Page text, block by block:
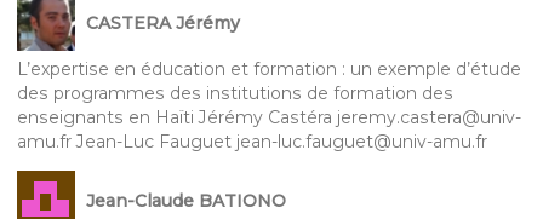
CASTERA Jérémy
L’expertise en éducation et formation : un exemple d’étude
des programmes des institutions de formation des
enseignants en Haïti Jérémy Castéra jeremy.castera@univ-
amu.fr Jean-Luc Fauguet jean-luc.fauguet@univ-amu.fr
Jean-Claude BATIONO